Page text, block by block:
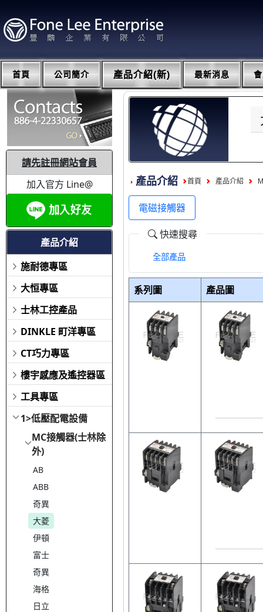
首頁 公司簡介 產品介紹(新) 最新消息
請先註冊網站會員
加入官方 Line@
產品介紹
施耐德專區
大恒專區
士林工控產品
DINKLE 町洋專區
CT巧力專區
樓宇感應及遙控器區
工具專區
1>低壓配電設備
MC接觸器(士林除
外)
AB
ABB
奇異
大菱
伊頓
富士
奇異
海格
日立
產品介紹 首頁 產品介紹
電磁接觸器
快速搜尋
全部產品
系列圖 產品圖